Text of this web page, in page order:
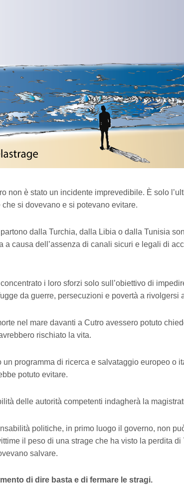
non è stato un incidente imprevedibile. È solo
si dovevano e si potevano evitare.
dalla Turchia, dalla Libia o dalla Tunisia
a causa dell’assenza di canali sicuri e legali di
concentrato i loro sforzi solo sull’obiettivo di
da guerre, persecuzioni e povertà a rivolgersi
nel mare davanti a Cutro avessero potuto
rischiato la vita.
un programma di ricerca e salvataggio europeo o
potuto evitare.
delle autorità competenti indagherà la
politiche, in primo luogo il governo, non
il peso di una strage che ha visto la perdita di
salvare.
di dire basta e di fermare le stragi.